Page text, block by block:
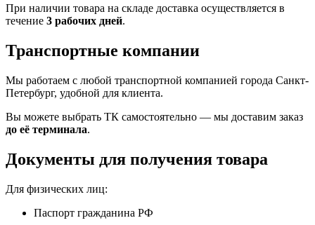
При наличии товара на складе доставка осуществляется в
течение 3 рабочих дней.
Транспортные компании
Мы работаем с любой транспортной компанией города Санкт-
Петербург, удобной для клиента.
Вы можете выбрать ТК самостоятельно — мы доставим заказ
до её терминала.
Документы для получения товара
Для физических лиц:
Паспорт гражданина РФ